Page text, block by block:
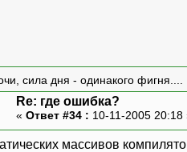
сила дня - одинакого фигня....
Re: где ошибка?
« Ответ #34 : 10-11-2005
массивов